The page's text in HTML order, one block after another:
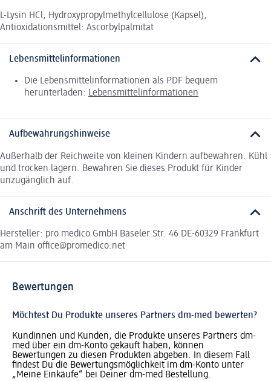
L-Lysin HCl, Hydroxypropylmethylcellulose (Kapsel),
Antioxidationsmittel: Ascorbylpalmitat
Lebensmittelinformationen
Die Lebensmittelinformationen als PDF bequem
herunterladen: Lebensmittelinformationen
Aufbewahrungshinweise
Außerhalb der Reichweite von kleinen Kindern aufbewahren. Kühl
und trocken lagern. Bewahren Sie dieses Produkt für Kinder
unzugänglich auf.
Anschrift des Unternehmens
Hersteller: pro medico GmbH Baseler Str. 46 DE-60329 Frankfurt
am Main office@promedico.net
Bewertungen
Möchtest Du Produkte unseres Partners dm-med bewerten?
Kundinnen und Kunden, die Produkte unseres Partners dm-
med über ein dm-Konto gekauft haben, können
Bewertungen zu diesen Produkten abgeben. In diesem Fall
findest Du die Bewertungsmöglichkeit im dm-Konto unter
„Meine Einkäufe“ bei Deiner dm-med Bestellung.